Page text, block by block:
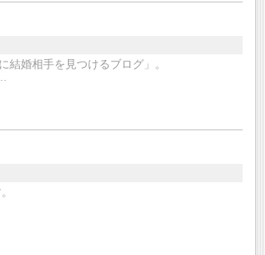
婚相手を見つけるブログ」。